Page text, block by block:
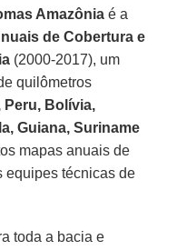
Amazônia é a
de Cobertura e
(2000-2017), um
quilômetros
Peru, Bolívia,
Guiana, Suriname
mapas anuais de
equipes técnicas de
toda a bacia e